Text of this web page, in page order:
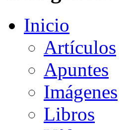
Inicio
Artículos
Apuntes
Imágenes
Libros